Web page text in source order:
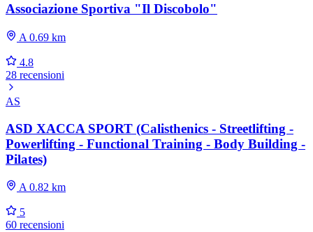
Associazione Sportiva "Il Discobolo"
A 0.69 km
4.8
28 recensioni
AS
ASD XACCA SPORT (Calisthenics - Streetlifting -
Powerlifting - Functional Training - Body Building -
Pilates)
A 0.82 km
5
60 recensioni